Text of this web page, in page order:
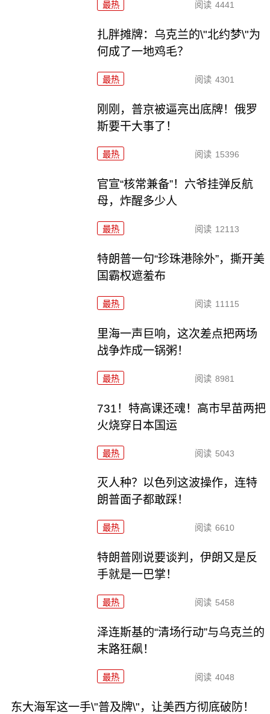
最热 阅读 4441
扎胖摊牌：乌克兰的\"北约梦\"为
何成了一地鸡毛？
最热 阅读 4301
刚刚，普京被逼亮出底牌！俄罗
斯要干大事了！
最热 阅读 15396
官宣“核常兼备”！六爷挂弹反航
母，炸醒多少人
最热 阅读 12113
特朗普一句“珍珠港除外”，撕开美
国霸权遮羞布
最热 阅读 11115
里海一声巨响，这次差点把两场
战争炸成一锅粥！
最热 阅读 8981
731！特高课还魂！高市早苗两把
火烧穿日本国运
最热 阅读 5043
灭人种？以色列这波操作，连特
朗普面子都敢踩！
最热 阅读 6610
特朗普刚说要谈判，伊朗又是反
手就是一巴掌！
最热 阅读 5458
泽连斯基的“清场行动”与乌克兰的
末路狂飙！
最热 阅读 4048
东大海军这一手\"普及牌\"，让美西方彻底破防！